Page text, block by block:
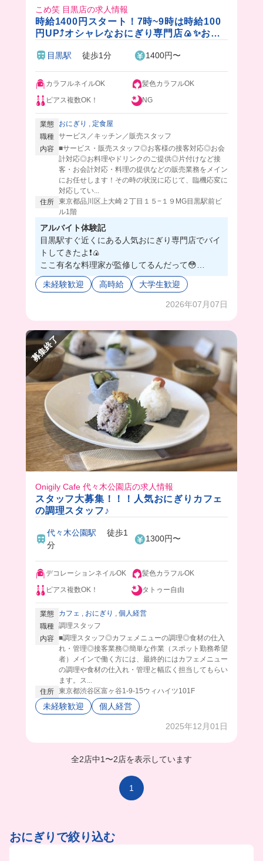
こめ笑 目黒店の求人情報
時給1400円スタート！7時~9時は時給100
円UP⤴️オシャレなおにぎり専門店🍙✨おい
目黒駅 徒歩1分 1400円〜
カラフルネイルOK
髪色カラフルOK
ピアス複数OK！
NG
業態 おにぎり , 定食屋
職種 サービス／キッチン／販売スタッフ
内容 ■サービス・販売スタッフ◎お客様の接客対応◎お会
計対応◎お料理やドリンクのご提供◎片付けなど接
客・お会計対応・料理の提供などの販売業務をメイン
にお任せします！その時の状況に応じて、臨機応変に
対応してい...
住所 東京都品川区上大崎２丁目１５−１９MG目黒駅前ビ
ル1階
アルバイト体験記
目黒駅すぐ近くにある人気おにぎり専門店でバイ
トしてきたよ❗️🍙
ここ有名な料理家が監修してるんだって😳
お仕事はテイクアウトメインだから接客販売を中
心に行うよ❣️イートインスペースもあって、定食
も出してるから配膳もしたり、臨機応変に対応で
てるみたいでとても働きやすそうだったよ🥺
未経験歓迎 高時給 大学生歓迎
2026年07月07日
募集終了
Onigily Cafe 代々木公園店の求人情報
スタッフ大募集！！！人気おにぎりカフェ
の調理スタッフ♪
代々木公園駅 徒歩1
分
1300円〜
デコレーションネイルOK
髪色カラフルOK
ピアス複数OK！
タトゥー自由
業態 カフェ , おにぎり , 個人経営
職種 調理スタッフ
内容 ■調理スタッフ◎カフェメニューの調理◎食材の仕入
れ・管理◎接客業務◎簡単な作業（スポット勤務希望
者）メインで働く方には、最終的にはカフェメニュー
の調理や食材の仕入れ・管理と幅広く担当してもらい
ます。ス...
住所 東京都渋谷区富ヶ谷1-9-15ウィハイツ101F
未経験歓迎 個人経営
2025年12月01日
全2店中1 〜2店を表示しています
1
おにぎりで絞り込む